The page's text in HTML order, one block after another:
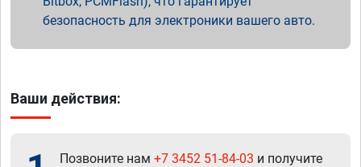
безопасность для электроники вашего авто.
Ваши действия:
Позвоните нам +7 3452 51-84-03 и получите